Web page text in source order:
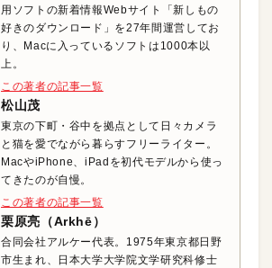
用ソフトの新着情報Webサイト「新しもの
好きのダウンロード」を27年間運営してお
り、Macに入っているソフトは1000本以
上。
この著者の記事一覧
松山茂
東京の下町・谷中を拠点として日々カメラ
と猫を愛でながら暮らすフリーライター。
MacやiPhone、iPadを初代モデルから使っ
てきたのが自慢。
この著者の記事一覧
栗原亮（Arkhē）
合同会社アルケー代表。1975年東京都日野
市生まれ、日本大学大学院文学研究科修士